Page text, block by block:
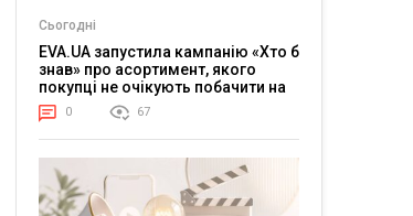
Сьогодні
EVA.UA запустила кампанію «Хто б
знав» про асортимент, якого
покупці не очікують побачити на
платформі
0 67